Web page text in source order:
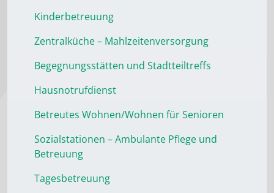
Kinderbetreuung
Zentralküche – Mahlzeitenversorgung
Begegnungsstätten und Stadtteiltreffs
Hausnotrufdienst
Betreutes Wohnen/Wohnen für Senioren
Sozialstationen – Ambulante Pflege und
Betreuung
Tagesbetreuung